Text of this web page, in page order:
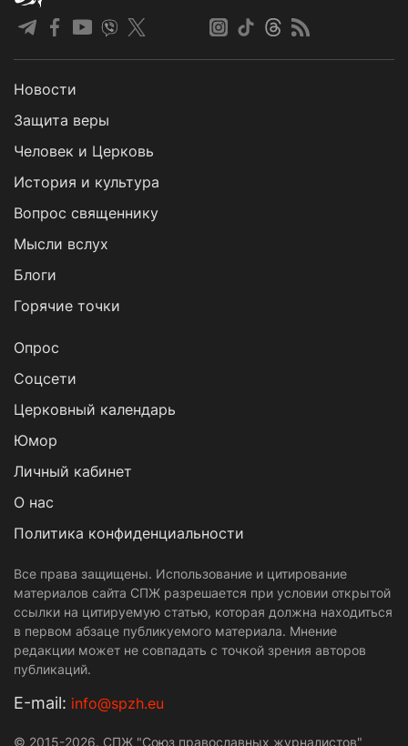
Новости
Защита веры
Человек и Церковь
История и культура
Вопрос священнику
Мысли вслух
Блоги
Горячие точки
Опрос
Cоцсети
Церковный календарь
Юмор
Личный кабинет
О нас
Политика конфиденциальности
Все права защищены. Использование и цитирование
материалов сайта СПЖ разрешается при условии открытой
ссылки на цитируемую статью, которая должна находиться
в первом абзаце публикуемого материала. Мнение
редакции может не совпадать с точкой зрения авторов
публикаций.
Е-mail: info@spzh.eu
© 2015-2026. СПЖ "Союз православных журналистов"